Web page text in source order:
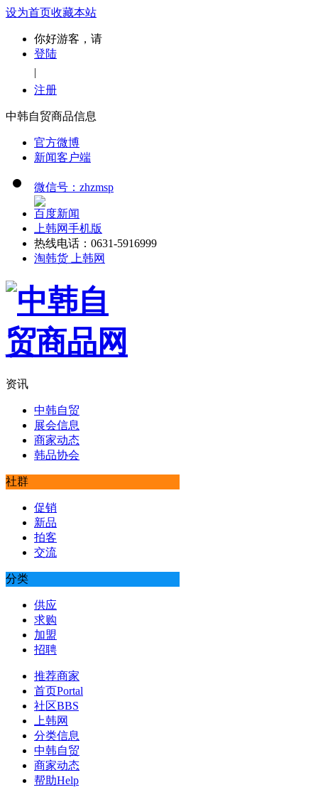
设为首页收藏本站
你好游客，请
登陆
|
注册
中韩自贸商品信息
官方微博
新闻客户端
微信号：zhzmsp
百度新闻
上韩网手机版
热线电话：0631-5916999
淘韩货 上韩网
资讯
中韩自贸
展会信息
商家动态
韩品协会
社群
促销
新品
拍客
交流
分类
供应
求购
加盟
招聘
推荐商家
首页Portal
社区BBS
上韩网
分类信息
中韩自贸
商家动态
帮助Help